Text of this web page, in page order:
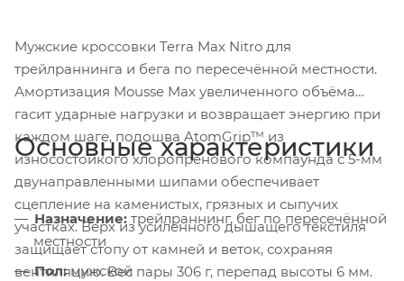
Мужские кроссовки Terra Max Nitro для
трейлраннинга и бега по пересечённой местности.
Амортизация Mousse Max увеличенного объёма
гасит ударные нагрузки и возвращает энергию при
каждом шаге, подошва AtomGrip™ из
износостойкого хлоропренового компаунда с 5-мм
двунаправленными шипами обеспечивает
сцепление на каменистых, грязных и сыпучих
участках. Верх из усиленного дышащего текстиля
защищает стопу от камней и веток, сохраняя
вентиляцию. Вес пары 306 г, перепад высоты 6 мм.
Основные характеристики
Назначение: трейлраннинг, бег по пересечённой
местности
Пол:мужской